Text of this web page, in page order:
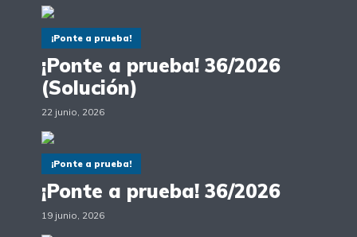
¡Ponte a prueba!
¡Ponte a prueba! 36/2026
(Solución)
22 junio, 2026
¡Ponte a prueba!
¡Ponte a prueba! 36/2026
19 junio, 2026